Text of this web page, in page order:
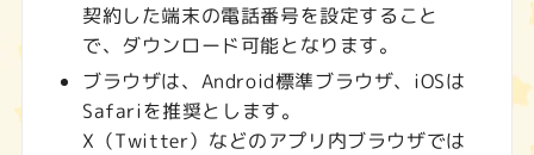
契約した端末の電話番号を設定すること
で、ダウンロード可能となります。
ブラウザは、Android標準ブラウザ、iOSは
Safariを推奨とします。
X（Twitter）などのアプリ内ブラウザでは